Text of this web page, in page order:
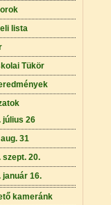
lista
Tükör
július 26
31
szept. 20.
január 16.
kameránk